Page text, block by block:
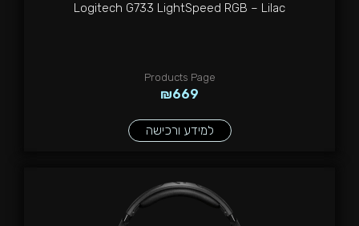
Logitech G733 LightSpeed RGB – Lilac
₪669
Products Page
למידע ורכישה